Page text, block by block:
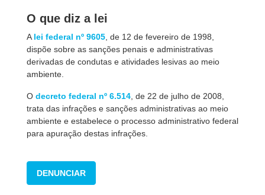
O que diz a lei
A lei federal nº 9605 , de 12 de fevereiro de 1998,
dispõe sobre as sanções penais e administrativas
derivadas de condutas e atividades lesivas ao meio
ambiente.
O decreto federal nº 6.514 , de 22 de julho de 2008,
trata das infrações e sanções administrativas ao meio
ambiente e estabelece o processo administrativo federal
para apuração destas infrações.
DENUNCIAR